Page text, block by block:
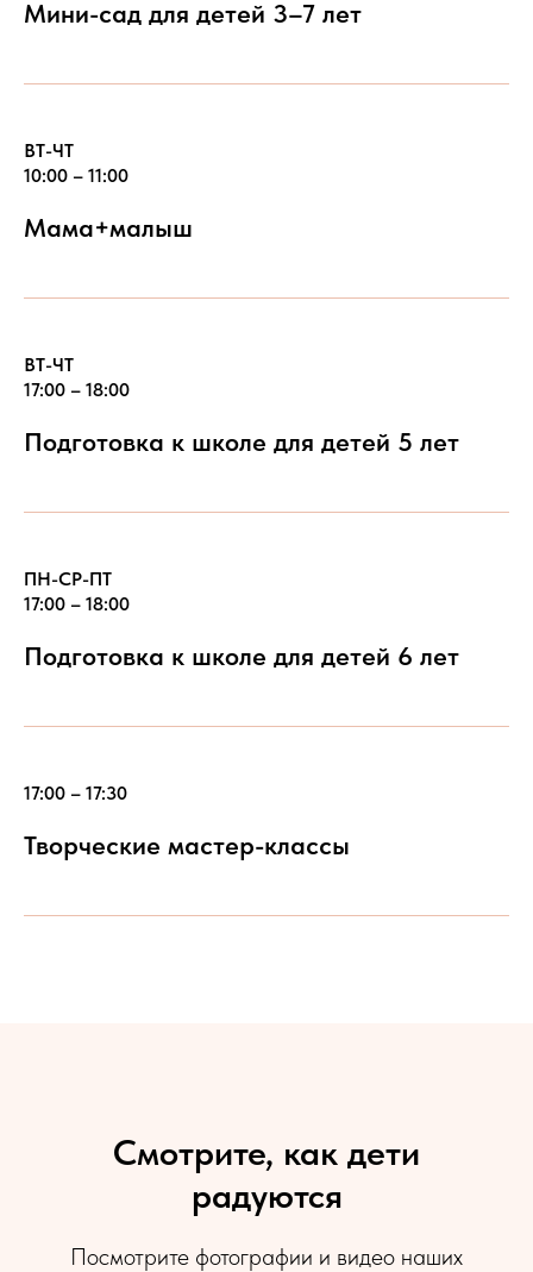
Мини-сад для детей 3–7 лет
ВТ-ЧТ
10:00 – 11:00
Мама+малыш
ВТ-ЧТ
17:00 – 18:00
Подготовка к школе для детей 5 лет
ПН-СР-ПТ
17:00 – 18:00
Подготовка к школе для детей 6 лет
17:00 – 17:30
Творческие мастер-классы
Смотрите, как дети
радуются
Посмотрите фотографии и видео наших